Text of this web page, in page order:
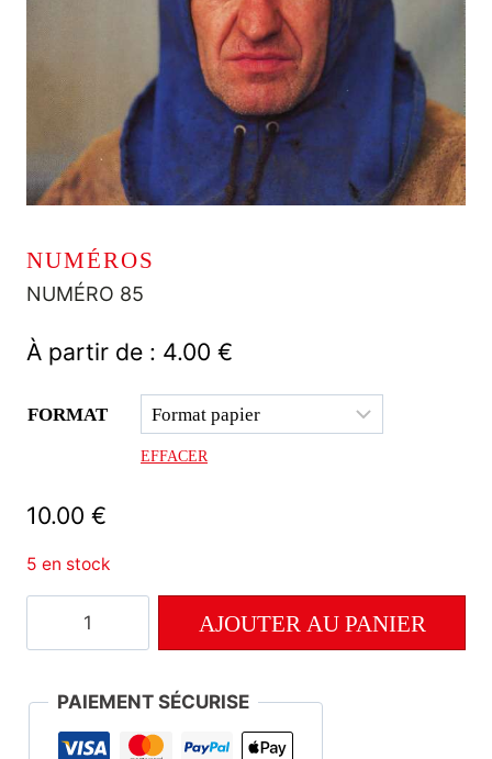
NUMÉROS
NUMÉRO 85
À partir de : 4.00 €
FORMAT
EFFACER
10.00 €
5 en stock
85
AJOUTER AU PANIER
PAIEMENT SÉCURISE